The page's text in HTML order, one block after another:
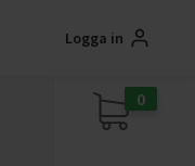
Logga in
0